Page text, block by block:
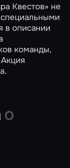
Квестов» не
в описании
команды,
0